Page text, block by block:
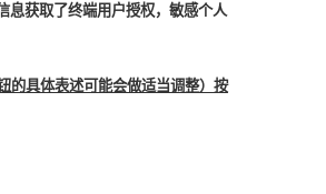
息获取了终端用户授权，敏感个人
的具体表述可能会做适当调整）按